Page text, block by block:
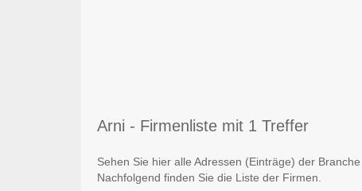
Arni - Firmenliste mit 1 Treffer
Sehen Sie hier alle Adressen (Einträge) der
Nachfolgend finden Sie die Liste der Firmen.